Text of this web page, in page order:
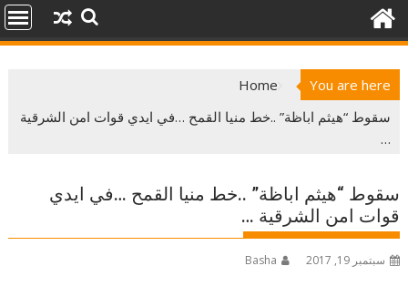
You are here
Home
سقوط “هيثم اباظة” ..خط منيا القمح …في ايدي قوات امن الشرقية
…
سقوط “هيثم اباظة” ..خط منيا القمح …في ايدي
قوات امن الشرقية …
سبتمبر 19, 2017 Basha